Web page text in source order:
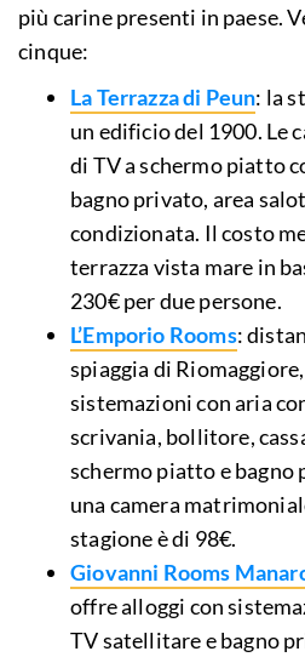
più carine presenti in paese.
cinque:
La Terrazza di Peun: la
un edificio del 1900. Le
di TV a schermo piatto
bagno privato, area
condizionata. Il costo
terrazza vista mare in
230€ per due persone.
L’Emporio Rooms:
spiaggia di
sistemazioni con aria
scrivania, bollitore,
schermo piatto e bagno
una camera
stagione è di 98€.
Giovanni Rooms
offre alloggi con
TV satellitare e bagno